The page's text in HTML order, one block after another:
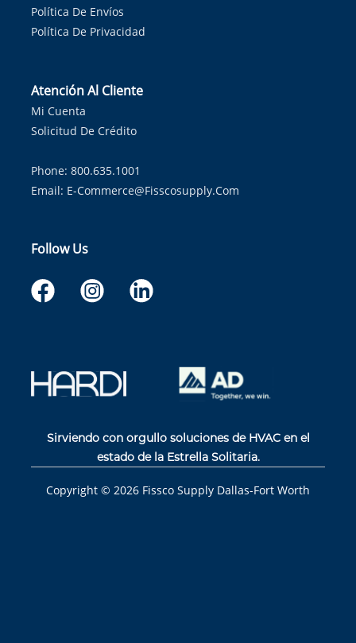
Política De Envíos
Política De Privacidad
Atención Al Cliente
Mi Cuenta
Solicitud De Crédito
Phone: 800.635.1001
Email: E-Commerce@fisscosupply.com
Follow Us
Sirviendo con orgullo soluciones de HVAC en el
estado de la Estrella Solitaria.
Copyright © 2026 Fissco Supply Dallas-Fort Worth